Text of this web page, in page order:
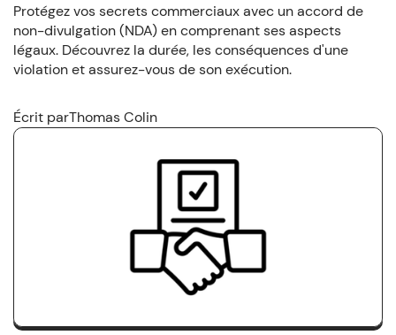
Protégez vos secrets commerciaux avec un accord de
non-divulgation (NDA) en comprenant ses aspects
légaux. Découvrez la durée, les conséquences d'une
violation et assurez-vous de son exécution.
Écrit parThomas Colin